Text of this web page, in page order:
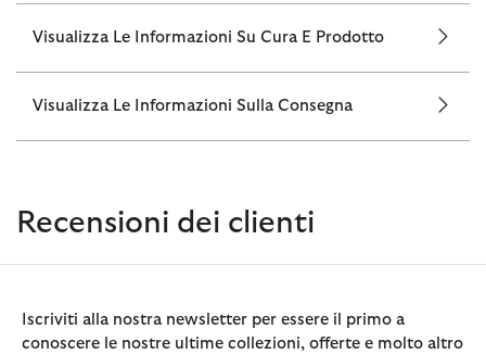
Visualizza Le Informazioni Su Cura E Prodotto
Visualizza Le Informazioni Sulla Consegna
Recensioni dei clienti
Iscriviti alla nostra newsletter per essere il primo a
conoscere le nostre ultime collezioni, offerte e molto altro